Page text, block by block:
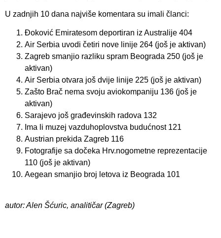
U zadnjih 10 dana najviše komentara su imali članci:
Đoković Emiratesom deportiran iz Australije 404
Air Serbia uvodi četiri nove linije 264 (još je aktivan)
Zagreb smanjio razliku spram Beograda 250 (još je
aktivan)
Air Serbia otvara još dvije linije 225 (još je aktivan)
Zašto Brač nema svoju aviokompaniju 136 (još je
aktivan)
Sarajevo još građevinskih radova 132
Ima li muzej vazduhoplovstva budućnost 121
Austrian prekida Zagreb 116
Fotografije sa dočeka Hrv.nogometne reprezentacije
110 (još je aktivan)
Aegean smanjio broj letova iz Beograda 101
autor: Alen Šćuric, analitičar (Zagreb)